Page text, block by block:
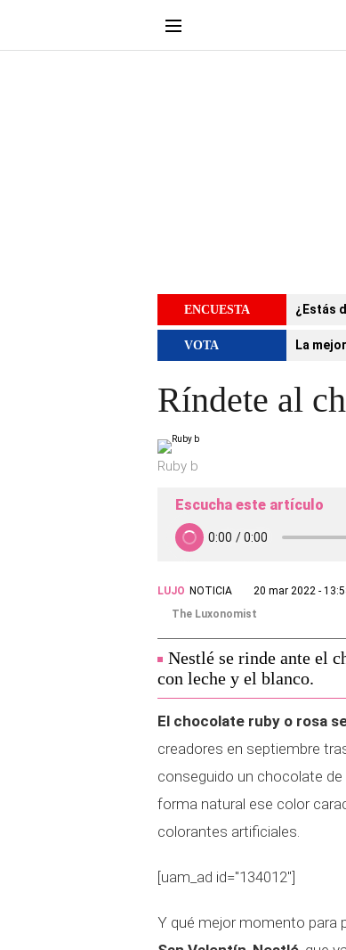
ENCUESTA ¿Estás
VOTA La
Ríndete al
Ruby b
Escucha este artículo
LUJO NOTICIA
20 mar 2022 -
The Luxonomist
Nestlé se rinde ante el
con leche y el blanco.
El chocolate ruby o rosa
creadores en septiembre
conseguido un chocolate de
forma natural ese color
colorantes artificiales.
[uam_ad id="134012"]
Y qué mejor momento para